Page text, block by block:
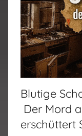
Blutige
Der Mord
erschüttert